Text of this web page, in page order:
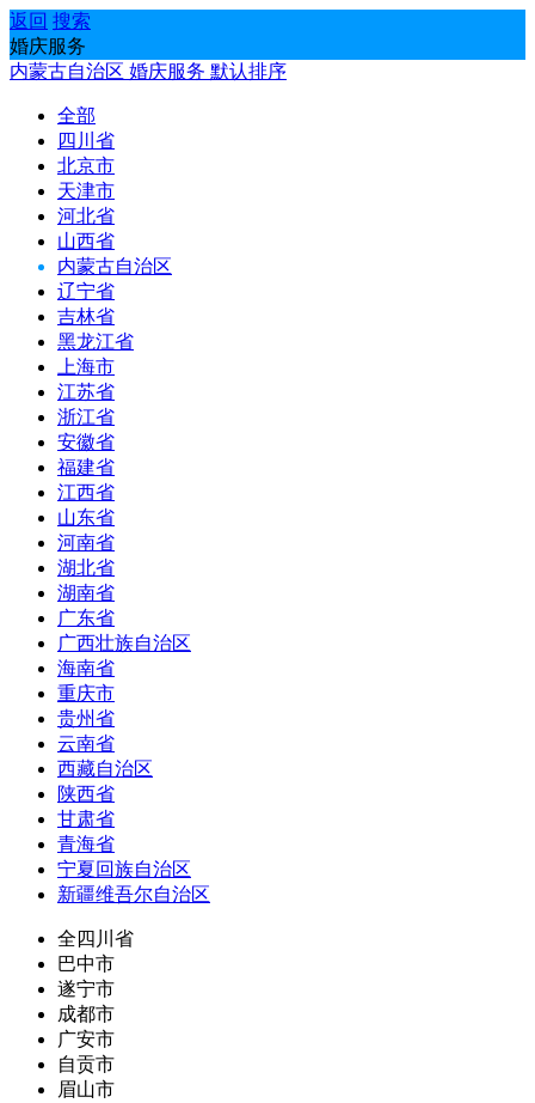
返回 搜索
婚庆服务
内蒙古自治区 婚庆服务 默认排序
全部
四川省
北京市
天津市
河北省
山西省
内蒙古自治区
辽宁省
吉林省
黑龙江省
上海市
江苏省
浙江省
安徽省
福建省
江西省
山东省
河南省
湖北省
湖南省
广东省
广西壮族自治区
海南省
重庆市
贵州省
云南省
西藏自治区
陕西省
甘肃省
青海省
宁夏回族自治区
新疆维吾尔自治区
全四川省
巴中市
遂宁市
成都市
广安市
自贡市
眉山市